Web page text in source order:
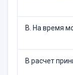
В. На время
В расчет